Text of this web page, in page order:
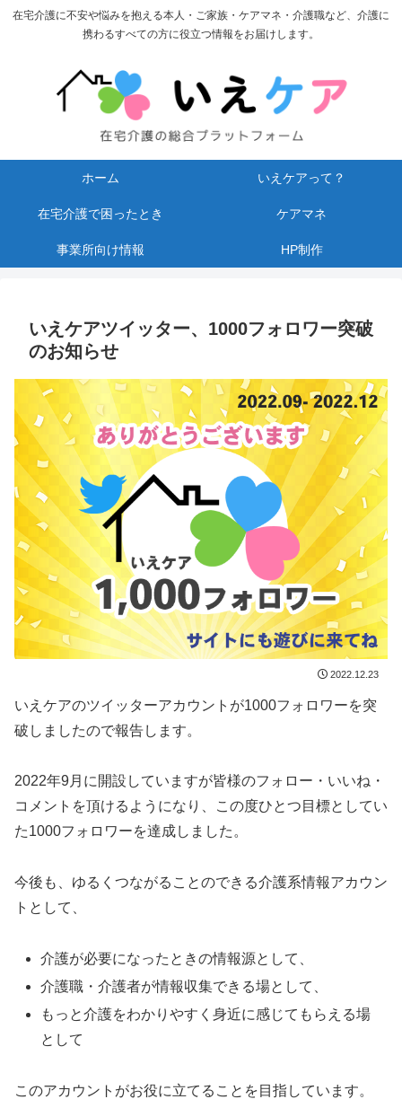
在宅介護に不安や悩みを抱える本人・ご家族・ケアマネ・介護職など、介護に
携わるすべての方に役立つ情報をお届けします。
ホーム いえケアって？
在宅介護で困ったとき ケアマネ
事業所向け情報 HP制作
いえケアツイッター、1000フォロワー突破
のお知らせ
2022.12.23
いえケアのツイッターアカウントが1000フォロワーを突
破しましたので報告します。
2022年9月に開設していますが皆様のフォロー・いいね・
コメントを頂けるようになり、この度ひとつ目標としてい
た1000フォロワーを達成しました。
今後も、ゆるくつながることのできる介護系情報アカウン
トとして、
介護が必要になったときの情報源として、
介護職・介護者が情報収集できる場として、
もっと介護をわかりやすく身近に感じてもらえる場
として
このアカウントがお役に立てることを目指しています。